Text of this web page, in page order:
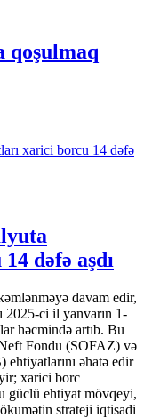
qoşulmaq
dəfə aşdı
davam edir,
2025-ci il yanvarın 1-
həcmində artıb. Bu
Fondu (SOFAZ) və
əhatə edir
xarici borc
güclü ehtiyat mövqeyi,
strateji iqtisadi